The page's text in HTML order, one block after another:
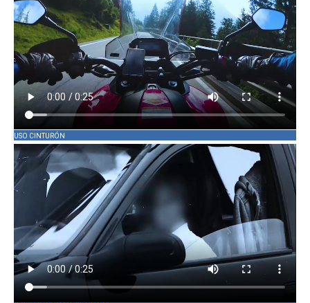
USO CINTURÓN